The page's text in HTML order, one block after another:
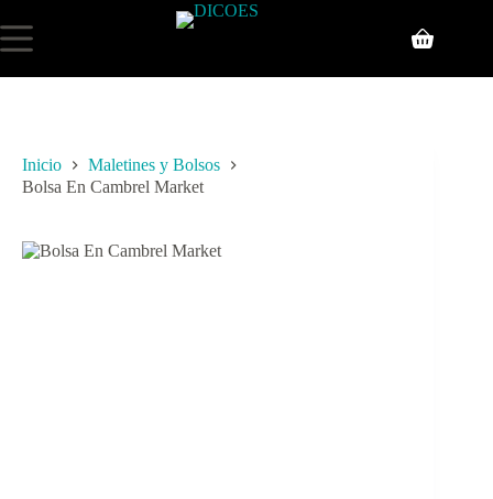
Inicio
Maletines y Bolsos
Bolsa En Cambrel Market